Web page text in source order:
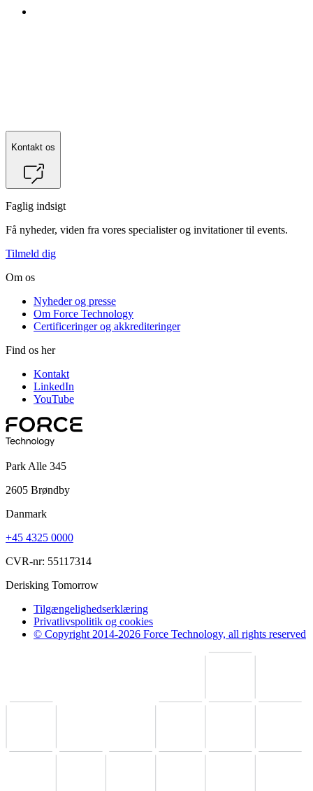
Kontakt os
Faglig indsigt
Få nyheder, viden fra vores specialister og invitationer til events.
Tilmeld dig
Om os
Nyheder og presse
Om Force Technology
Certificeringer og akkrediteringer
Find os her
Kontakt
LinkedIn
YouTube
Park Alle 345
2605 Brøndby
Danmark
+45 4325 0000
CVR-nr: 55117314
Derisking Tomorrow
Tilgængelighedserklæring
Privatlivspolitik og cookies
© Copyright 2014-2026 Force Technology, all rights reserved